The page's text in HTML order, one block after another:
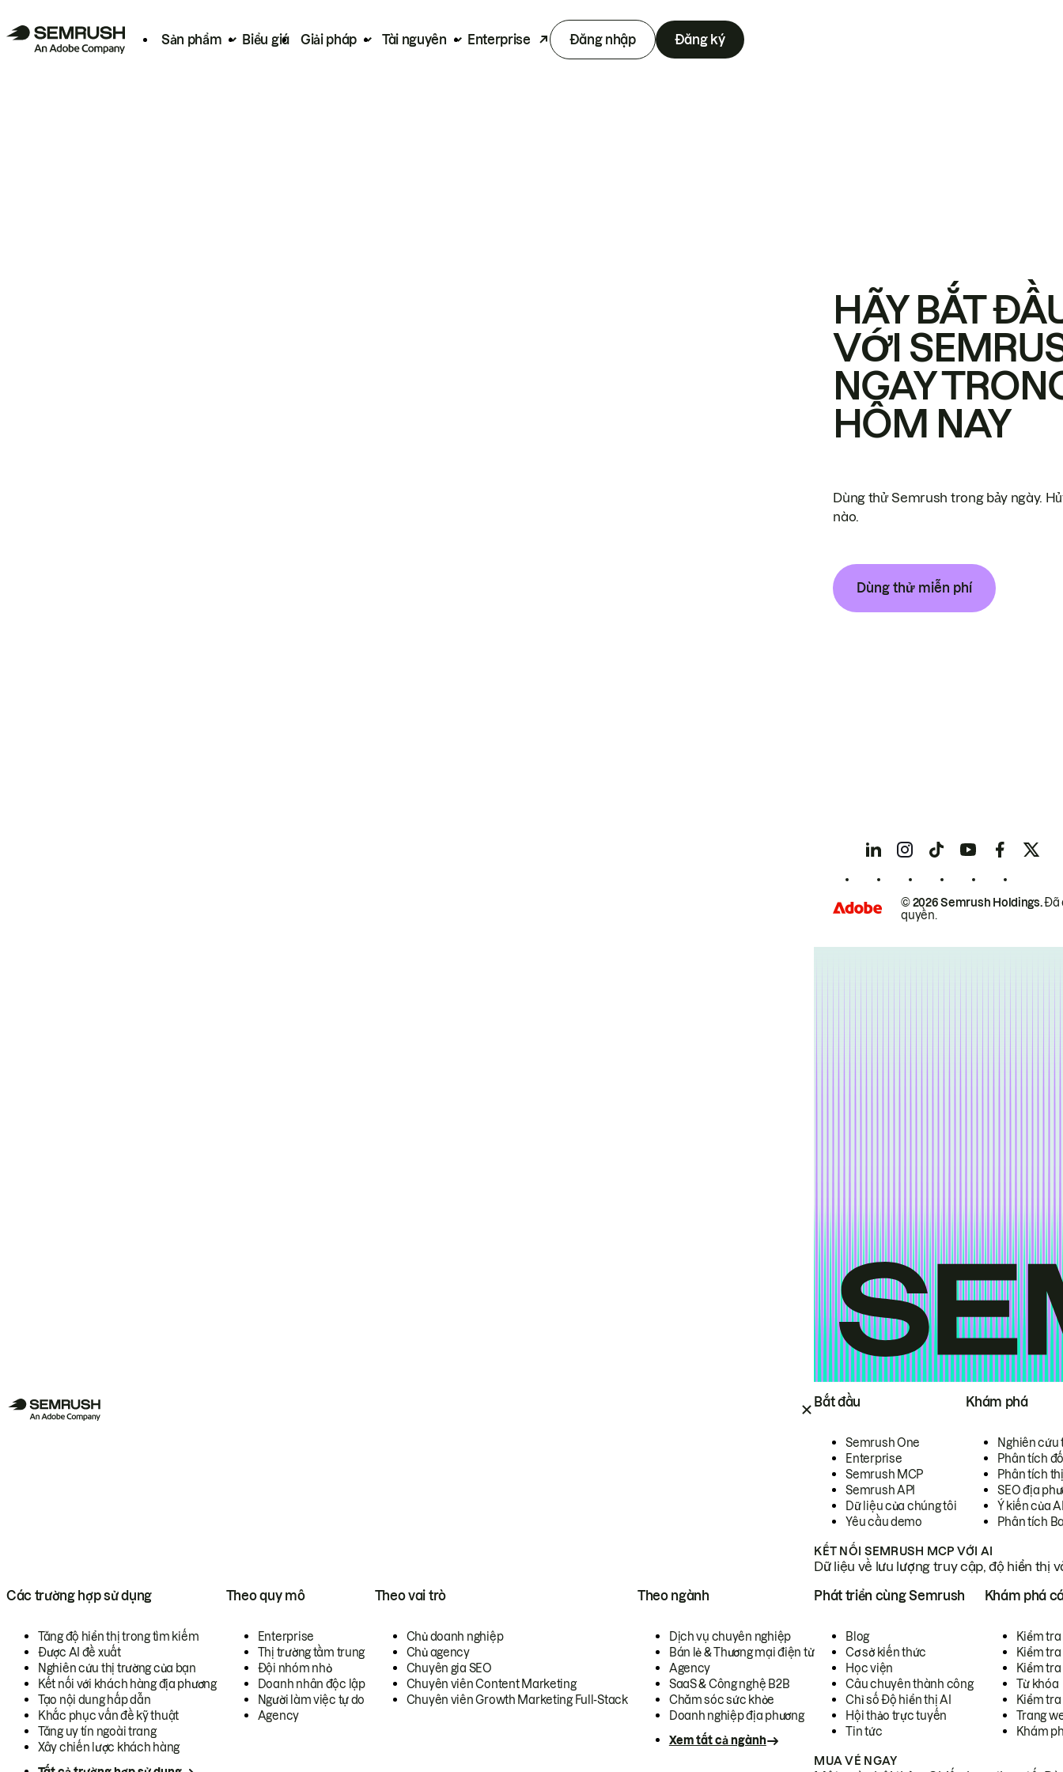
Sản phẩm Biểu giá Giải pháp Tài nguyên Enterprise Đăng nhập Đăng ký
Bắt đầu
Semrush One
Enterprise
Semrush MCP
Semrush API
Dữ liệu của chúng tôi
Yêu cầu demo
Khám phá
Nghiên cứu
Phân tích
Phân tích
SEO địa
Ý kiến của
Phân tích
KẾT NỐI SEMRUSH MCP VỚI AI
Dữ liệu về lưu lượng truy cập, độ hiển thị
Các trường hợp sử dụng
Tăng độ hiển thị trong tìm kiếm
Được AI đề xuất
Nghiên cứu thị trường của bạn
Kết nối với khách hàng địa phương
Tạo nội dung hấp dẫn
Khắc phục vấn đề kỹ thuật
Tăng uy tín ngoài trang
Xây chiến lược khách hàng
Theo quy mô
Enterprise
Thị trường tầm trung
Đội nhóm nhỏ
Doanh nhân độc lập
Người làm việc tự do
Agency
Theo vai trò
Chủ doanh nghiệp
Chủ agency
Chuyên gia SEO
Chuyên viên Content Marketing
Chuyên viên Growth Marketing Full-Stack
Theo ngành
Dịch vụ chuyên nghiệp
Bán lẻ & Thương mại điện tử
Agency
SaaS & Công nghệ B2B
Chăm sóc sức khỏe
Doanh nghiệp địa phương
Xem tất cả ngành
Phát triển cùng Semrush
Blog
Cơ sở kiến thức
Học viện
Câu chuyên thành công
Chỉ số Độ hiển thị AI
Hội thảo trực tuyến
Tin tức
Khám phá
Kiểm
Kiểm tra
Kiểm
Từ khóa
Kiểm
Trang
Khám
MUA VÉ NGAY
HÃY BẮT
VỚI
NGAY
HÔM NAY
Dùng thử Semrush trong bảy ngày.
nào.
Dùng thử miễn phí
© 2026 Semrush Holdings.Đã
quyền.